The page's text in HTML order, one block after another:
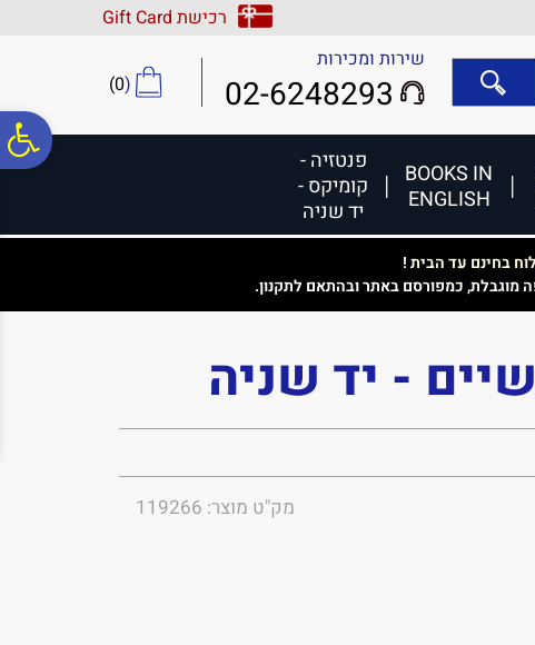
נגישות
אתר
המרכזי
רכישת Gift Card
שירות ומכירות
02-6248293
(
0
)
BOOKS IN
ENGLISH
פנטזיה -
קומיקס -
יד שניה
בחינם עד הבית !
מוגבלת, כמפורסם באתר ובהתאם לתקנון.
- יד שניה
מק"ט מוצר: 119266